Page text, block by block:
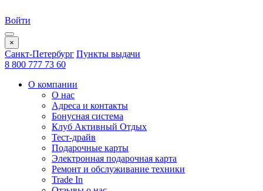
Войти
×
Санкт-Петербург Пункты выдачи
8 800 777 73 60
О компании
О нас
Адреса и контакты
Бонусная система
Клуб Активный Отдых
Тест-драйв
Подарочные карты
Электронная подарочная карта
Ремонт и обслуживание техники
Trade In